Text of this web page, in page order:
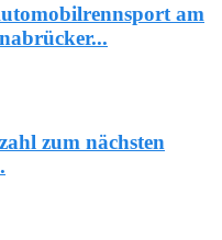
am
zum nächsten